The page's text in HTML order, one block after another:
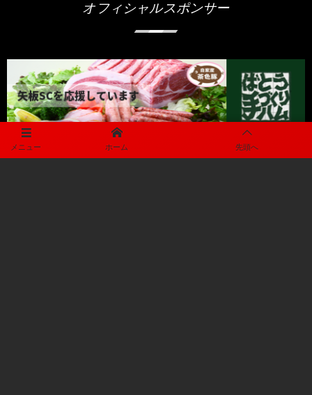
メニュー ホーム 先頭へ
オフィシャルスポンサー